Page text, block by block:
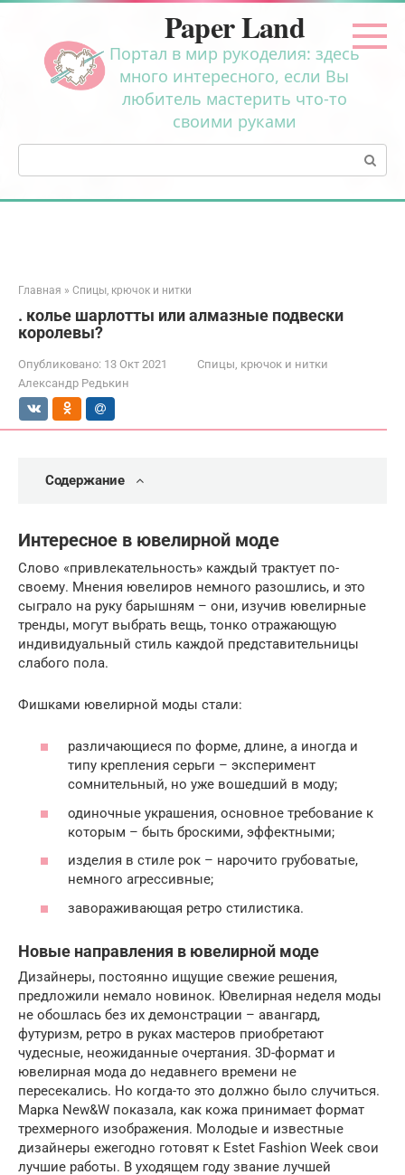
Перейти
контенту
Paper Land
Портал в мир рукоделия: здесь
много интересного, если Вы
любитель мастерить что-то
своими руками
Поиск:
Главная » Спицы, крючок и нитки
. колье шарлотты или алмазные подвески
королевы?
Опубликовано: 13 Окт 2021
Спицы, крючок и нитки
Александр Редькин
Содержание
Интересное в ювелирной моде
Слово «привлекательность» каждый трактует по-
своему. Мнения ювелиров немного разошлись, и это
сыграло на руку барышням – они, изучив ювелирные
тренды, могут выбрать вещь, тонко отражающую
индивидуальный стиль каждой представительницы
слабого пола.
Фишками ювелирной моды стали:
различающиеся по форме, длине, а иногда и
типу крепления серьги – эксперимент
сомнительный, но уже вошедший в моду;
одиночные украшения, основное требование к
которым – быть броскими, эффектными;
изделия в стиле рок – нарочито грубоватые,
немного агрессивные;
завораживающая ретро стилистика.
Новые направления в ювелирной моде
Дизайнеры, постоянно ищущие свежие решения,
предложили немало новинок. Ювелирная неделя моды
не обошлась без их демонстрации – авангард,
футуризм, ретро в руках мастеров приобретают
чудесные, неожиданные очертания. 3D-формат и
ювелирная мода до недавнего времени не
пересекались. Но когда-то это должно было случиться.
Марка New&W показала, как кожа принимает формат
трехмерного изображения. Молодые и известные
дизайнеры ежегодно готовят к Estet Fashion Week свои
лучшие работы. В уходящем году звание лучшей